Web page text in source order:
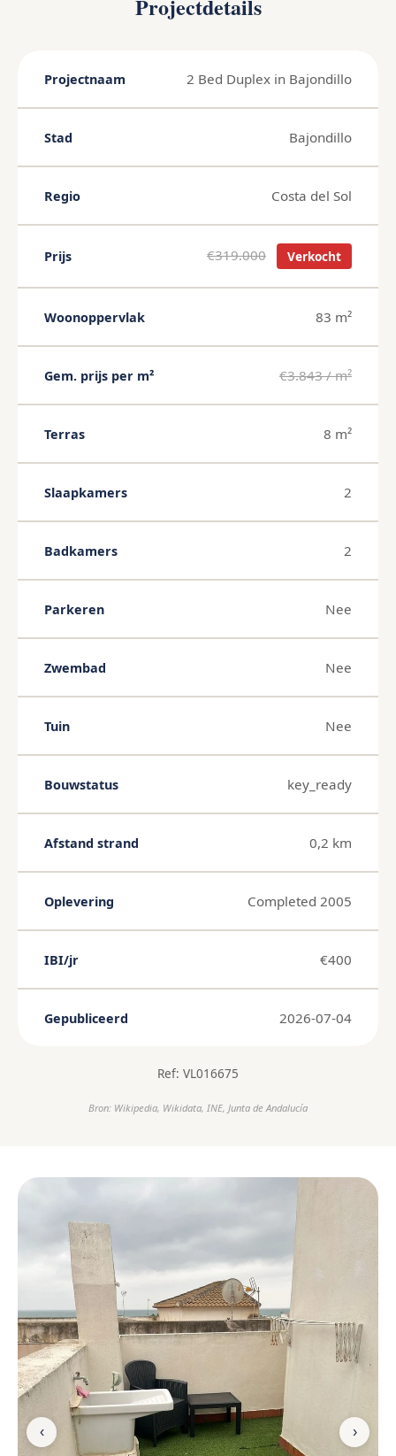
Projectdetails
Projectnaam 2 Bed Duplex in Bajondillo
Stad Bajondillo
Regio Costa del Sol
Prijs €319.000 Verkocht
Woonoppervlak 83 m²
Gem. prijs per m² €3.843 / m²
Terras 8 m²
Slaapkamers 2
Badkamers 2
Parkeren Nee
Zwembad Nee
Tuin Nee
Bouwstatus key_ready
Afstand strand 0,2 km
Oplevering Completed 2005
IBI/jr €400
Gepubliceerd 2026-07-04
Ref: VL016675
Bron: Wikipedia, Wikidata, INE, Junta de Andalucía
‹ ›